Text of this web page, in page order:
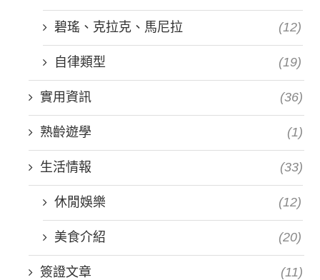
碧瑤、克拉克、馬尼拉 (12)
自律類型 (19)
實用資訊 (36)
熟齡遊學 (1)
生活情報 (33)
休閒娛樂 (12)
美食介紹 (20)
簽證文章 (11)